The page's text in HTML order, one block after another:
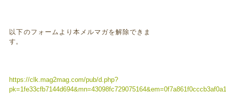
以下のフォームより本メルマガを解除できま
す。
https://clk.mag2mag.com/pub/d.php?